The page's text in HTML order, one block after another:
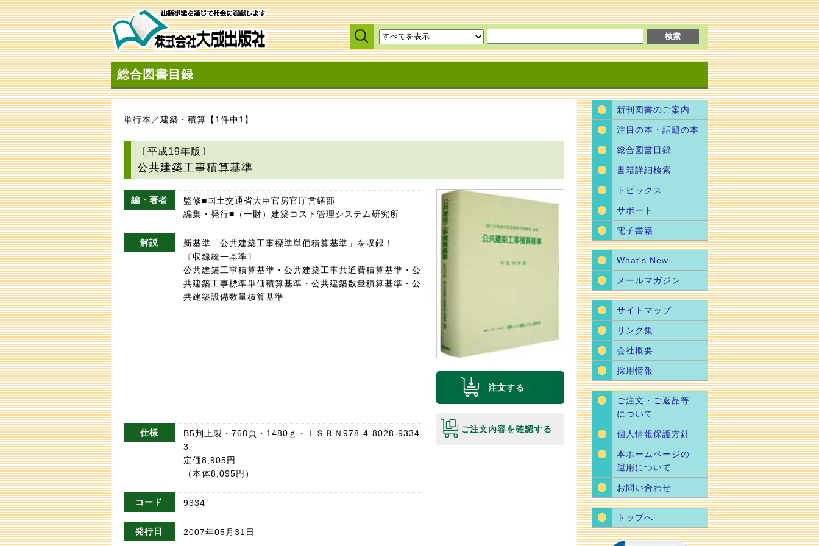
総合図書目録
単行本／建築・積算【1件中1】
〔平成19年版〕
公共建築工事積算基準
編・著者
監修■国土交通省大臣官房官庁営繕部
編集・発行■（一財）建築コスト管理システム研究所
解説
新基準「公共建築工事標準単価積算基準」を収録！
〔収録統一基準〕
公共建築工事積算基準・公共建築工事共通費積算基準・公
共建築工事標準単価積算基準・公共建築数量積算基準・公
共建築設備数量積算基準
仕様
B5判上製・768頁・1480ｇ・ＩＳＢＮ978-4-8028-9334-
3
定価8,905円
（本体8,095円）
コード 9334
発行日 2007年05月31日
注文する
ご注文内容を確認する
新刊図書のご案内
注目の本・話題の本
総合図書目録
書籍詳細検索
トピックス
サポート
電子書籍
What's New
メールマガジン
サイトマップ
リンク集
会社概要
採用情報
ご注文・ご返品等
について
個人情報保護方針
本ホームページの
運用について
お問い合わせ
トップへ